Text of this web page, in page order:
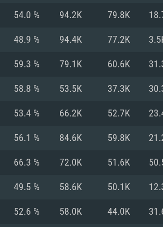
54.0 % 94.2K 79.8K
48.9 % 94.4K 77.2K
59.3 % 79.1K 60.6K
58.8 % 53.5K 37.3K
53.4 % 66.2K 52.7K
56.1 % 84.6K 59.8K
66.3 % 72.0K 51.6K
49.5 % 58.6K 50.1K
52.6 % 58.0K 44.0K